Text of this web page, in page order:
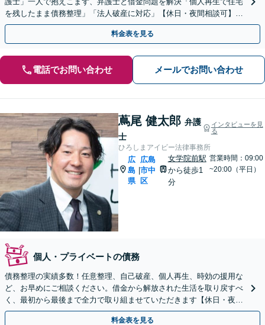
を残したまま債務整理」「法人破産に対応」【休日・夜間相談可】
【縮景園前駅４分】
料金表を見る
電話でお問い合わせ メールでお問い合わせ
蔦尾 健太郎 弁護
士
インタビューを見
る
ひろしまアイビー法律事務所
広
島
県
|
広島
市中
区
女学院前駅
から徒歩1
分
営業時間：09:00
~20:00（平日）
個人・プライベートの債務
債務整理の実績多数！任意整理、自己破産、個人再生、時効の援用な
ど、お早めにご相談ください。借金から解放された生活を取り戻すべ
く、最初から最後まで全力で取り組ませていただきます【休日・夜間
対応】【女学院前駅1分】【弁護士歴15年以上】
料金表を見る